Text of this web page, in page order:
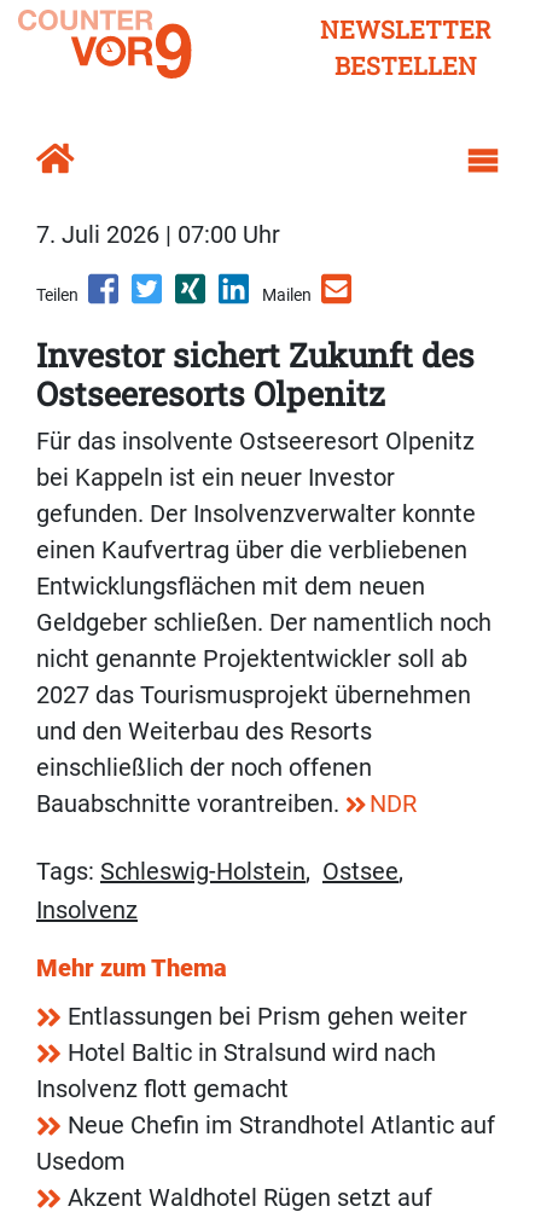
NEWSLETTER
BESTELLEN
7. Juli 2026 | 07:00 Uhr
Teilen Mailen
Investor sichert Zukunft des
Ostseeresorts Olpenitz
Für das insolvente Ostseeresort Olpenitz
bei Kappeln ist ein neuer Investor
gefunden. Der Insolvenzverwalter konnte
einen Kaufvertrag über die verbliebenen
Entwicklungsflächen mit dem neuen
Geldgeber schließen. Der namentlich noch
nicht genannte Projektentwickler soll ab
2027 das Tourismusprojekt übernehmen
und den Weiterbau des Resorts
einschließlich der noch offenen
Bauabschnitte vorantreiben.
NDR
Tags: Schleswig-Holstein, Ostsee,
Insolvenz
Mehr zum Thema
Entlassungen bei Prism gehen weiter
Hotel Baltic in Stralsund wird nach
Insolvenz flott gemacht
Neue Chefin im Strandhotel Atlantic auf
Usedom
Akzent Waldhotel Rügen setzt auf